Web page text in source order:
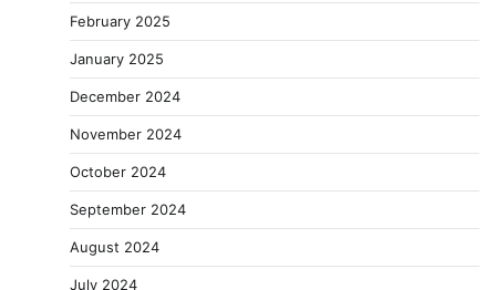
February 2025
January 2025
December 2024
November 2024
October 2024
September 2024
August 2024
July 2024